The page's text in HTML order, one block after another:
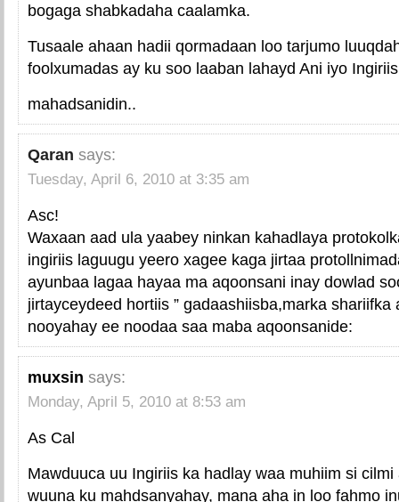
bogaga shabkadaha caalamka.
Tusaale ahaan hadii qormadaan loo tarjumo
foolxumadas ay ku soo laaban lahayd Ani iyo
mahadsanidin..
Qaran says:
Tuesday, April 6, 2010 at 3:35 am
Asc!
Waxaan aad ula yaabey ninkan kahadlaya
ingiriis laguugu yeero xagee kaga jirtaa
ayunbaa lagaa hayaa ma aqoonsani inay dowlad
jirtayceydeed hortiis ” gadaashiisba,marka
nooyahay ee noodaa saa maba aqoonsanide:
muxsin says:
Monday, April 5, 2010 at 8:53 am
As Cal
Mawduuca uu Ingiriis ka hadlay waa muhiim si
wuuna ku mahdsanyahay, mana aha in loo fahmo